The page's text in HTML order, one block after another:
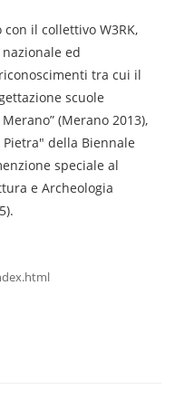
il collettivo W3RK,
ed
tra cui il
scuole
(Merano 2013),
della Biennale
speciale al
e Archeologia